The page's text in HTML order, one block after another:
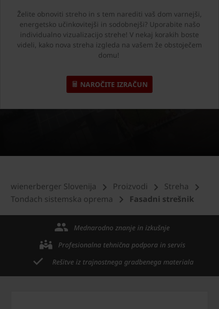
Želite obnoviti streho in s tem narediti vaš dom varnejši,
energetsko učinkovitejši in sodobnejši? Uporabite našo
individualno vizualizacijo strehe! V nekaj korakih boste
videli, kako nova streha izgleda na vašem že obstoječem
domu!
NAROČITE IZRAČUN
wienerberger Slovenija Proizvodi
Streha
Tondach sistemska oprema
Fasadni strešnik
Mednarodno znanje in izkušnje
Profesionalna tehnična podpora in servis
Rešitve iz trajnostnega gradbenega materiala